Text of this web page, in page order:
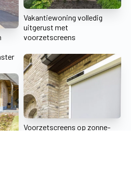
Vakantiewoning volledig
uitgerust met
voorzetscreens
Voorzetscreens op zonne-